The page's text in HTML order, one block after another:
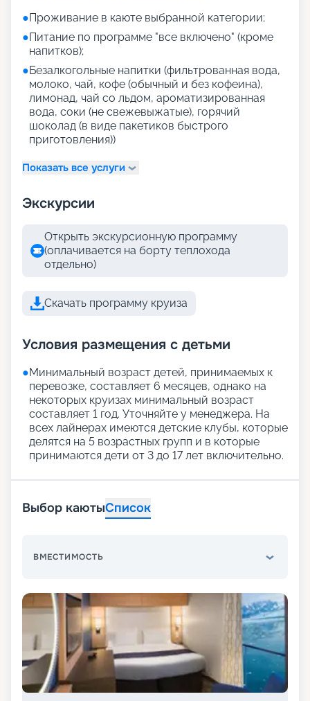
●Проживание в каюте выбранной категории;
●Питание по программе "все включено" (кроме
напитков);
●Безалкогольные напитки (фильтрованная вода,
молоко, чай, кофе (обычный и без кофеина),
лимонад, чай со льдом, ароматизированная
вода, соки (не свежевыжатые), горячий
шоколад (в виде пакетиков быстрого
приготовления))
Показать все услуги
Экскурсии
Открыть экскурсионную программу
(оплачивается на борту теплохода
отдельно)
Скачать программу круиза
Условия размещения с детьми
●Минимальный возраст детей, принимаемых к
перевозке, составляет 6 месяцев, однако на
некоторых круизах минимальный возраст
составляет 1 год. Уточняйте у менеджера. На
всех лайнерах имеются детские клубы, которые
делятся на 5 возрастных групп и в которые
принимаются дети от 3 до 17 лет включительно.
Выбор каютыСписок
ВМЕСТИМОСТЬ